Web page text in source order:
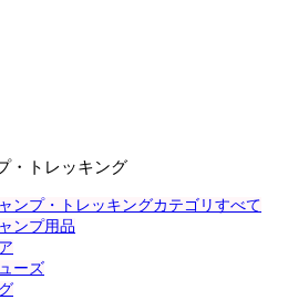
・トレッキング
ンプ・トレッキングカテゴリすべて
ンプ用品
ーズ